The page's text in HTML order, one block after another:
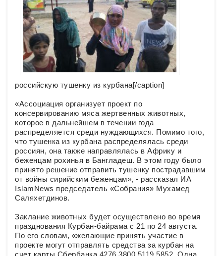
российскую тушенку из курбана[/caption]
«Ассоциация организует проект по
консервированию мяса жертвенных животных,
которое в дальнейшем в течении года
распределяется среди нуждающихся. Помимо того,
что тушенка из курбана распределялась среди
россиян, она также направлялась в Африку и
беженцам рохинья в Бангладеш. В этом году было
принято решение отправить тушенку пострадавшим
от войны сирийским беженцам», - рассказал ИА
IslamNews председатель «Собрания» Мухамед
Саляхетдинов.
Заклание животных будет осуществлено во время
празднования Курбан-байрама с 21 по 24 августа.
По его словам, «желающие принять участие в
проекте могут отправлять средства за курбан на
счет карты Сбербанка 4276 3800 5119 5852. Одна